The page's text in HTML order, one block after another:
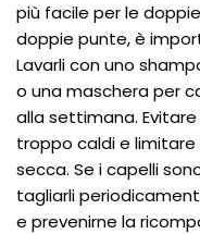
più facile per le
doppie punte, è
Lavarli con uno
o una maschera per
alla settimana.
troppo caldi e limitare
secca. Se i capelli
tagliarli
e prevenirne la